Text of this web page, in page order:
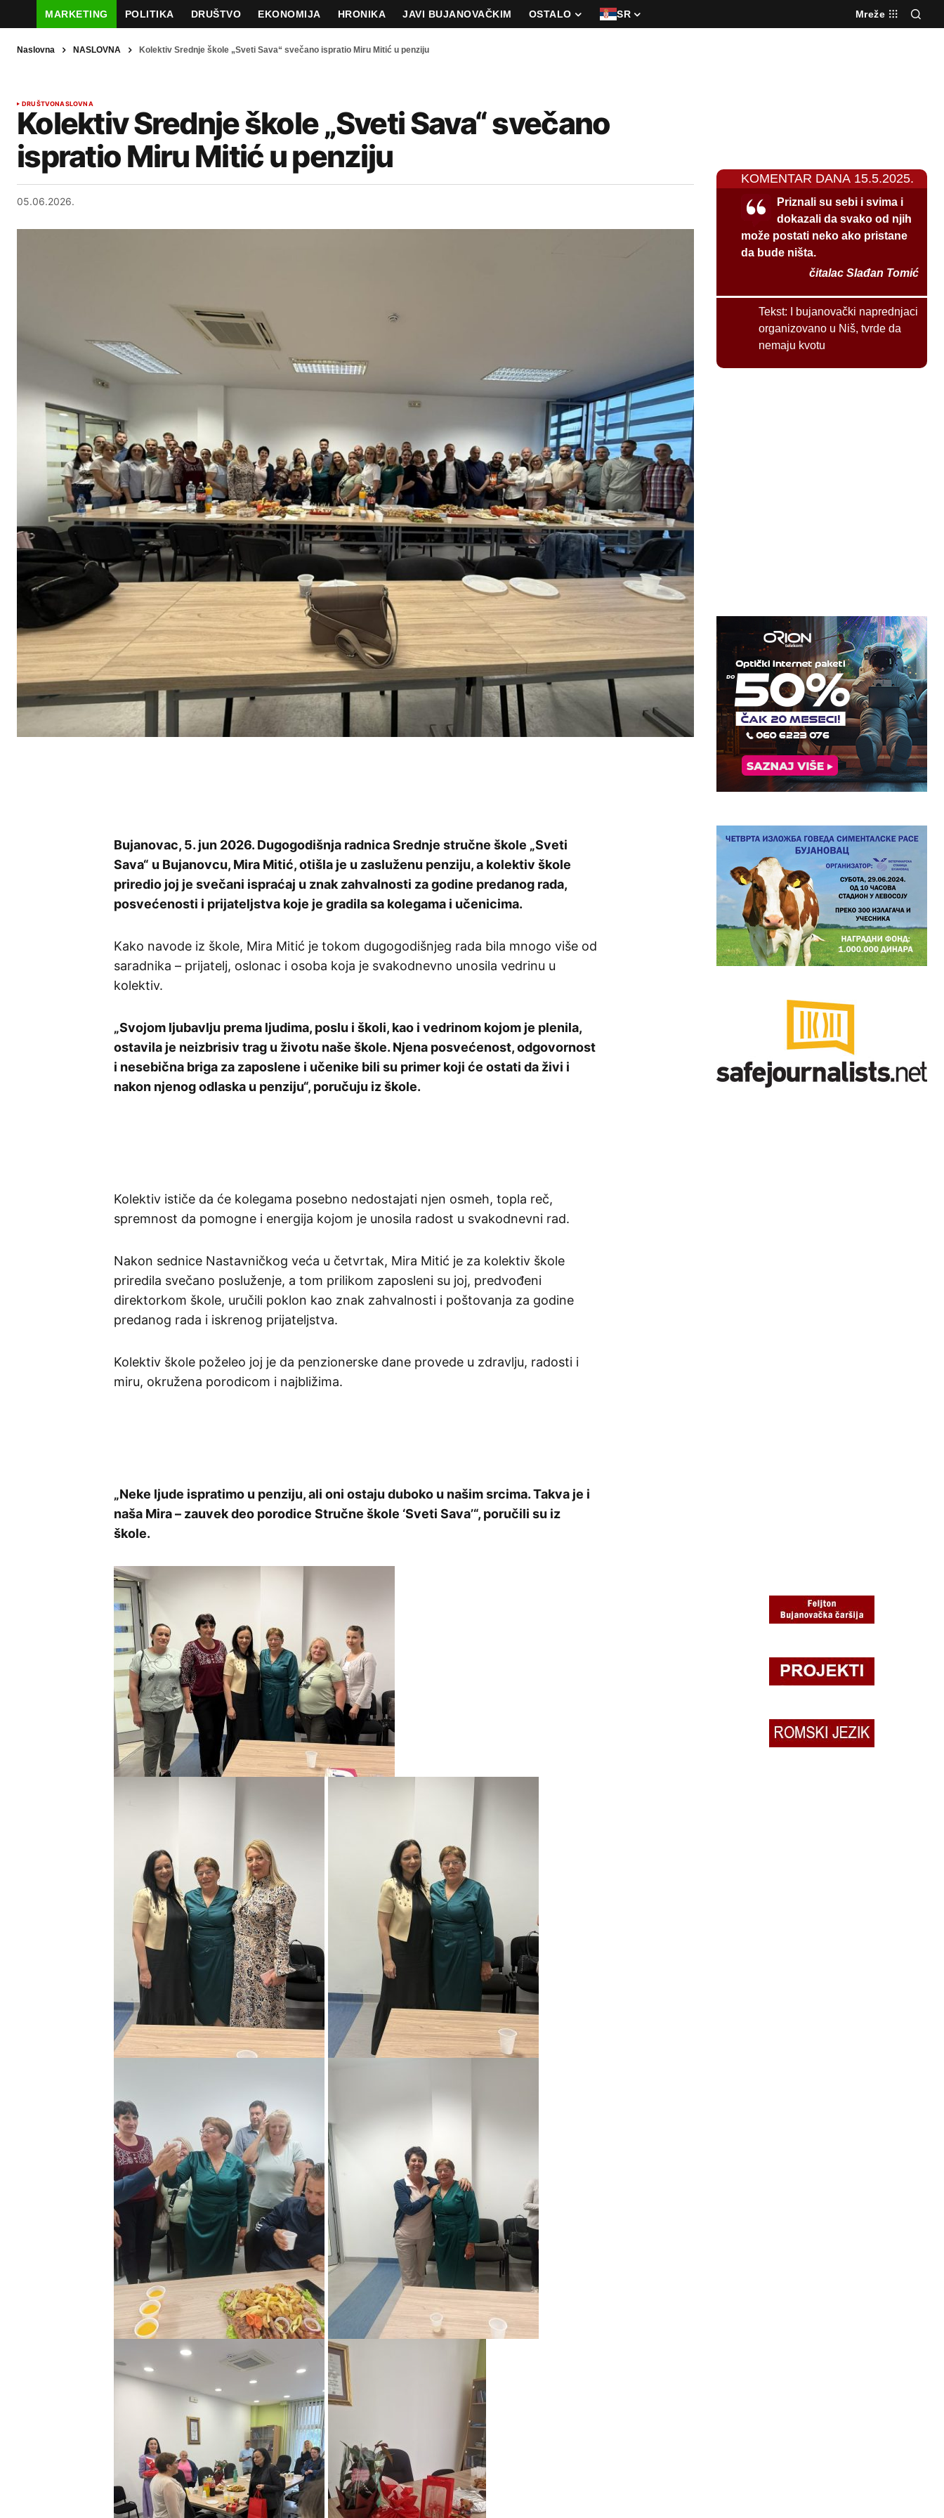
MARKETING POLITIKA DRUŠTVO EKONOMIJA HRONIKA JAVI BUJANOVAČKIM OSTALO SR Mreže
Naslovna NASLOVNA Kolektiv Srednje škole „Sveti Sava“ svečano ispratio Miru Mitić u penziju
DRUŠTVONASLOVNA
Kolektiv Srednje škole „Sveti Sava“ svečano
ispratio Miru Mitić u penziju
05.06.2026.
Bujanovac, 5. jun 2026. Dugogodišnja radnica Srednje stručne škole „Sveti
Sava“ u Bujanovcu, Mira Mitić, otišla je u zasluženu penziju, a kolektiv škole
priredio joj je svečani ispraćaj u znak zahvalnosti za godine predanog rada,
posvećenosti i prijateljstva koje je gradila sa kolegama i učenicima.
Kako navode iz škole, Mira Mitić je tokom dugogodišnjeg rada bila mnogo više od
saradnika – prijatelj, oslonac i osoba koja je svakodnevno unosila vedrinu u
kolektiv.
„Svojom ljubavlju prema ljudima, poslu i školi, kao i vedrinom kojom je plenila,
ostavila je neizbrisiv trag u životu naše škole. Njena posvećenost, odgovornost
i nesebična briga za zaposlene i učenike bili su primer koji će ostati da živi i
nakon njenog odlaska u penziju“, poručuju iz škole.
Kolektiv ističe da će kolegama posebno nedostajati njen osmeh, topla reč,
spremnost da pomogne i energija kojom je unosila radost u svakodnevni rad.
Nakon sednice Nastavničkog veća u četvrtak, Mira Mitić je za kolektiv škole
priredila svečano posluženje, a tom prilikom zaposleni su joj, predvođeni
direktorkom škole, uručili poklon kao znak zahvalnosti i poštovanja za godine
predanog rada i iskrenog prijateljstva.
Kolektiv škole poželeo joj je da penzionerske dane provede u zdravlju, radosti i
miru, okružena porodicom i najbližima.
„Neke ljude ispratimo u penziju, ali oni ostaju duboko u našim srcima. Takva je i
naša Mira – zauvek deo porodice Stručne škole ‘Sveti Sava’“, poručili su iz
škole.
KOMENTAR DANA 15.5.2025.
Priznali su sebi i svima i
dokazali da svako od njih
može postati neko ako pristane
da bude ništa.
čitalac Slađan Tomić
Tekst:
I bujanovački naprednjaci
organizovano u Niš, tvrde da
nemaju kvotu